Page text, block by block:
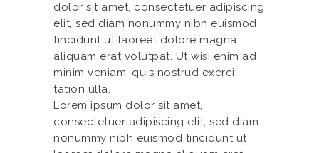
dolor sit amet, consectetuer adipiscing
elit, sed diam nonummy nibh euismod
tincidunt ut laoreet dolore magna
aliquam erat volutpat. Ut wisi enim ad
minim veniam, quis nostrud exerci
tation ulla.
Lorem ipsum dolor sit amet,
consectetuer adipiscing elit, sed diam
nonummy nibh euismod tincidunt ut